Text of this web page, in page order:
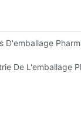
D'emballage
De L'emballage